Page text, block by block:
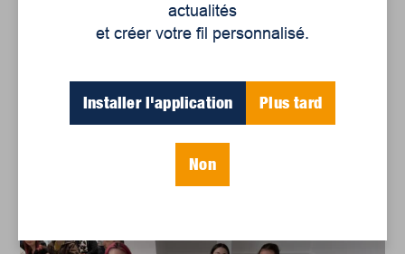
actualités
et créer votre fil personnalisé.
Installer l'application Plus tard
Non